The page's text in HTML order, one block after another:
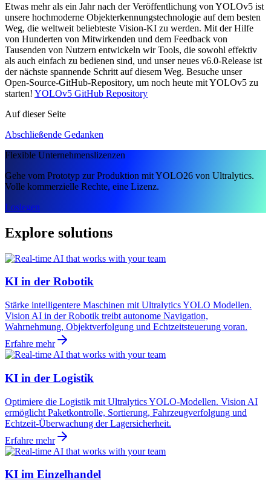
Etwas mehr als ein Jahr nach der Veröffentlichung von YOLOv5 ist
unsere hochmoderne Objekterkennungstechnologie auf dem besten
Weg, die weltweit beliebteste Vision-KI zu werden. Mit der Hilfe
von Hunderten von Mitwirkenden und dem Feedback von
Tausenden von Nutzern entwickeln wir Tools, die sowohl effektiv
als auch einfach zu bedienen sind, und unser neues v6.0-Release ist
der nächste spannende Schritt auf diesem Weg. Besuche unser
Open-Source-GitHub-Repository, um noch heute mit YOLOv5 zu
starten! YOLOv5 GitHub Repository
Auf dieser Seite
Abschließende Gedanken
Flexible Unternehmenslizenzen
Gehe vom Prototyp zur Produktion mit YOLO26 von Ultralytics.
Volle kommerzielle Rechte, eine Lizenz.
Loslegen
Explore solutions
KI in der Robotik
Stärke intelligentere Maschinen mit Ultralytics YOLO Modellen.
Vision AI in der Robotik treibt autonome Navigation,
Wahrnehmung, Objektverfolgung und Echtzeitsteuerung voran.
Erfahre mehr
KI in der Logistik
Optimiere die Logistik mit Ultralytics YOLO-Modellen. Vision AI
ermöglicht Paketkontrolle, Sortierung, Fahrzeugverfolgung und
Echtzeit-Überwachung der Lagersicherheit.
Erfahre mehr
KI im Einzelhandel